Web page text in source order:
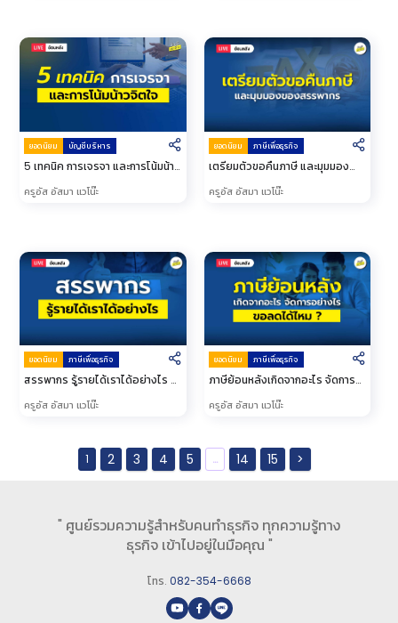
ยอดนิยม บัญชีบริหาร
5 เทคนิค การเจรจา และการโน้มน้าว
ครูอัส อัสมา แวโน๊ะ
ยอดนิยม ภาษีเพื่อธุรกิจ
เตรียมตัวขอคืนภาษี และมุมมอง
ครูอัส อัสมา แวโน๊ะ
ยอดนิยม ภาษีเพื่อธุรกิจ
สรรพากร รู้รายได้เราได้อย่างไร รู้
ครูอัส อัสมา แวโน๊ะ
ยอดนิยม ภาษีเพื่อธุรกิจ
ภาษีย้อนหลังเกิดจากอะไร จัดการ
ครูอัส อัสมา แวโน๊ะ
1 2 3 4 5 … 14 15 >
" ศูนย์รวมความรู้สำหรับคนทำธุรกิจ ทุกความรู้ทาง
ธุรกิจ เข้าไปอยู่ในมือคุณ "
โทร. 082-354-6668